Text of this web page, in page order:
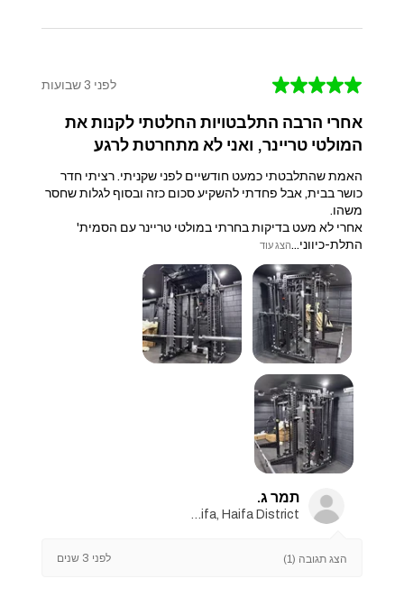
★
★
★
★
★ לפני 3 שבועות
אחרי הרבה התלבטויות החלטתי לקנות את
המולטי טריינר, ואני לא מתחרטת לרגע
האמת שהתלבטתי כמעט חודשיים לפני שקניתי. רציתי חדר
כושר בבית, אבל פחדתי להשקיע סכום כזה ובסוף לגלות שחסר
משהו.
אחרי לא מעט בדיקות בחרתי במולטי טריינר עם הסמית'
התלת-כיווני...הצג עוד
תמר ג.
Haifa, Haifa District
הצג תגובה (1) לפני 3 שנים